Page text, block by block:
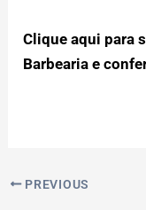
Clique aqui para
Barbearia e
PREVIOUS